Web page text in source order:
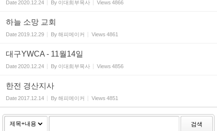
Date2020.12.24 By 이대희부목사 Views 4866
하늘 소망 교회
Date2019.12.29 By해피메이커 Views 4861
대구YWCA - 11월14일
Date2020.12.24 By 이대희부목사 Views 4856
한전 경산지사
Date2017.12.14 By해피메이커 Views 4851
검색